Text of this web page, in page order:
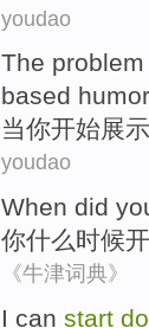
youdao
The problem
based humor
当你开始展示
youdao
When did
你什么时候
《牛津词典》
I can start